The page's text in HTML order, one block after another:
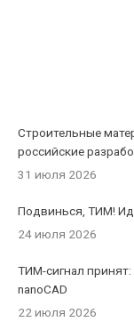
Строительные
российские
31 июля 2026
Подвинься, ТИМ!
24 июля 2026
ТИМ-сигнал принят:
nanoCAD
22 июля 2026